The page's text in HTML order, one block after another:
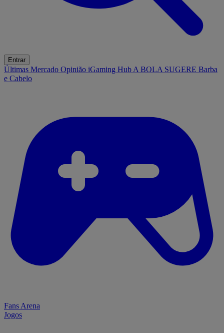
Entrar
Últimas Mercado Opinião iGaming Hub A BOLA SUGERE Barba
e Cabelo
Fans Arena
Jogos